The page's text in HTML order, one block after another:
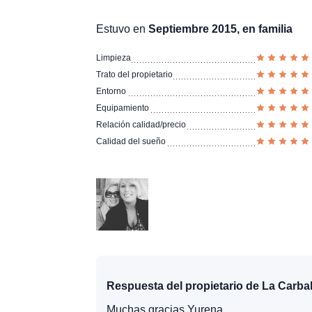
Estuvo en Septiembre 2015, en familia
Limpieza
Trato del propietario
Entorno
Equipamiento
Relación calidad/precio
Calidad del sueño
Respuesta del propietario de La
Muchas gracias Yurena.